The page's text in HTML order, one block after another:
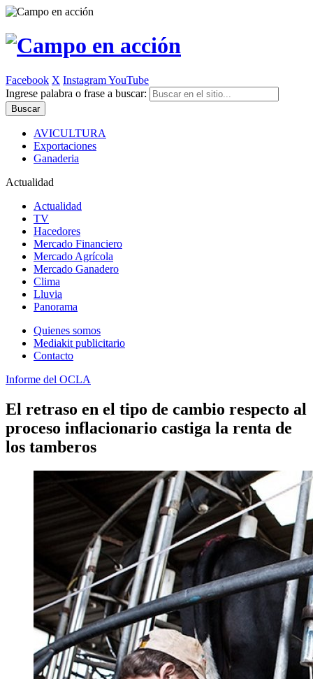
Facebook X InstagramYouTube
Ingrese palabra o frase a buscar:
AVICULTURA
Exportaciones
Ganaderia
Actualidad
Actualidad
TV
Hacedores
Mercado Financiero
Mercado Agrícola
Mercado Ganadero
Clima
Lluvia
Panorama
Quienes somos
Mediakit publicitario
Contacto
Informe del OCLA
El retraso en el tipo de cambio respecto al
proceso inflacionario castiga la renta de
los tamberos